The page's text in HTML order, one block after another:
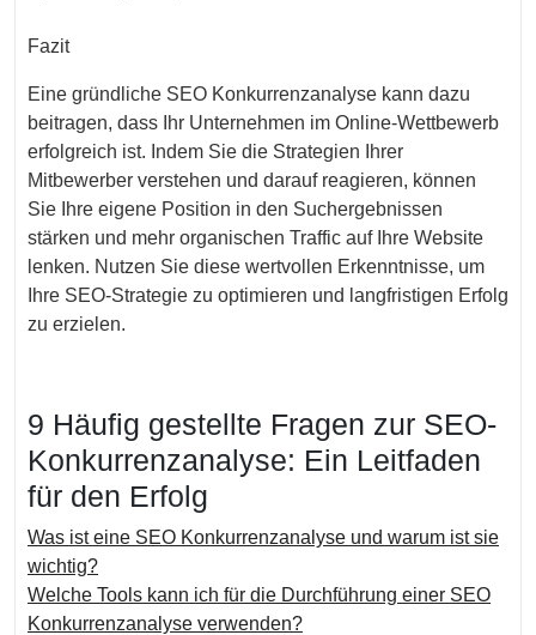
Fazit
Eine gründliche SEO Konkurrenzanalyse kann dazu
beitragen, dass Ihr Unternehmen im Online-Wettbewerb
erfolgreich ist. Indem Sie die Strategien Ihrer
Mitbewerber verstehen und darauf reagieren, können
Sie Ihre eigene Position in den Suchergebnissen
stärken und mehr organischen Traffic auf Ihre Website
lenken. Nutzen Sie diese wertvollen Erkenntnisse, um
Ihre SEO-Strategie zu optimieren und langfristigen Erfolg
zu erzielen.
9 Häufig gestellte Fragen zur SEO-
Konkurrenzanalyse: Ein Leitfaden
für den Erfolg
Was ist eine SEO Konkurrenzanalyse und warum ist sie
wichtig?
Welche Tools kann ich für die Durchführung einer SEO
Konkurrenzanalyse verwenden?